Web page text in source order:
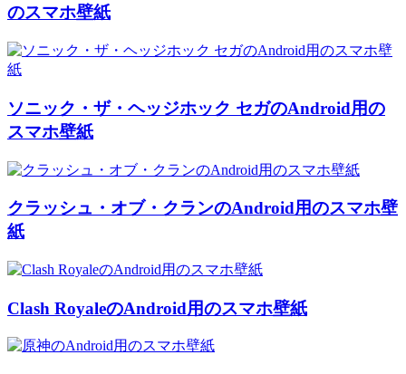
のスマホ壁紙
ソニック・ザ・ヘッジホック セガのAndroid用の
スマホ壁紙
クラッシュ・オブ・クランのAndroid用のスマホ壁
紙
Clash RoyaleのAndroid用のスマホ壁紙